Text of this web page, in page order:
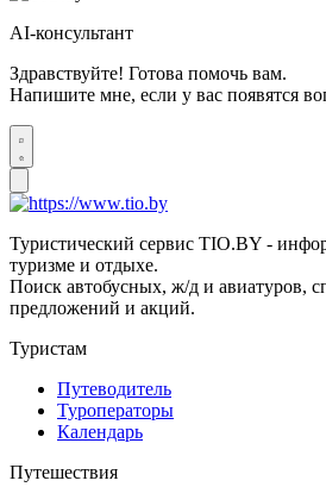
AI-консультант
Здравствуйте! Готова помочь вам.
Напишите мне, если у вас появятся
Туристический сервис TIO.BY -
туризме и отдыхе.
Поиск автобусных, ж/д и авиатуров,
предложений и акций.
Туристам
Путеводитель
Туроператоры
Календарь
Путешествия